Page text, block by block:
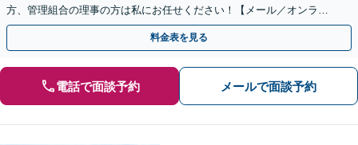
方、管理組合の理事の方は私にお任せください！【メール／オンライ
ン相談可】
料金表を見る
電話で面談予約 メールで面談予約